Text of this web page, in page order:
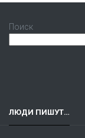
Поиск
ЛЮДИ ПИШУТ…